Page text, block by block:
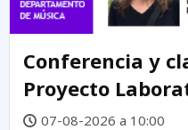
Conferencia y
Proyecto
Creativas DEMUS
07-08-2026 a 10:00